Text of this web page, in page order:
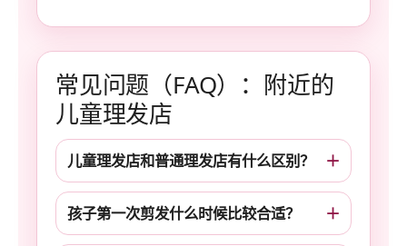
常见问题（FAQ）：附近的
儿童理发店
儿童理发店和普通理发店有什么区别？
孩子第一次剪发什么时候比较合适？